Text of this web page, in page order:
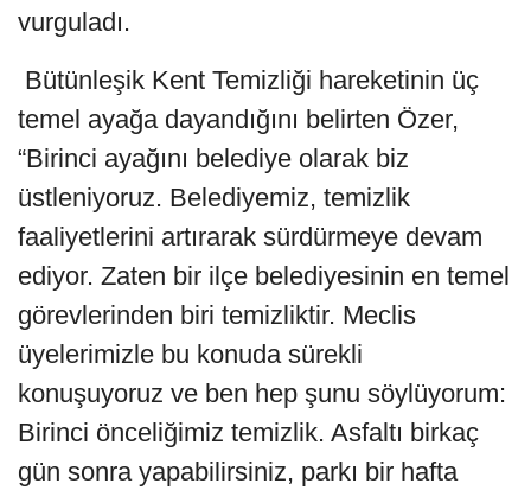
vurguladı.
Bütünleşik Kent Temizliği hareketinin üç
temel ayağa dayandığını belirten Özer,
“Birinci ayağını belediye olarak biz
üstleniyoruz. Belediyemiz, temizlik
faaliyetlerini artırarak sürdürmeye devam
ediyor. Zaten bir ilçe belediyesinin en temel
görevlerinden biri temizliktir. Meclis
üyelerimizle bu konuda sürekli
konuşuyoruz ve ben hep şunu söylüyorum:
Birinci önceliğimiz temizlik. Asfaltı birkaç
gün sonra yapabilirsiniz, parkı bir hafta